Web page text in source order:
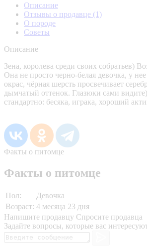
Описание
Отзывы о продавце (1)
О породе
Советы
Описание
Зена, королева среди своих собратьев)
Она не просто черно-белая девочка, у
окрас, чёрная шерсть просвечивает
дымчатый оттенок. Глазюки сами
стандартно: бесяка, играка, хороший
Факты о питомце
Факты о питомце
Пол:
Девочка
Возраст: 4 месяца 23 дня
Напишите продавцу Спросите продавца
Задайте вопросы, которые вас